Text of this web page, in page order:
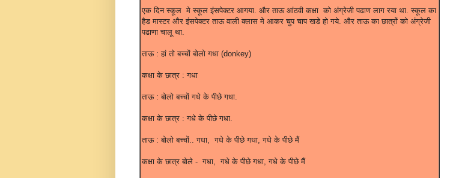
एक दिन स्कूल मे स्कूल इंसपेक्टर आगया. और ताऊ आंठवी कक्षा को अंग्रेजी पढाण लाग रया था. स्कूल का
हैड मास्टर और इंसपेक्टर ताऊ वाली क्लास मे आकर चुप चाप खडे हो गये. और ताऊ का छात्रों को अंग्रेजी
पढाणा चालू था.
ताऊ : हां तो बच्चों बोलो गधा (donkey)
कक्षा के छात्र : गधा
ताऊ : बोलो बच्चों गधे के पीछे गधा.
कक्षा के छात्र : गधे के पीछे गधा.
ताऊ : बोलो बच्चों.. गधा, गधे के पीछे गधा, गधे के पीछे मैं
कक्षा के छात्र बोले - गधा, गधे के पीछे गधा, गधे के पीछे मैं